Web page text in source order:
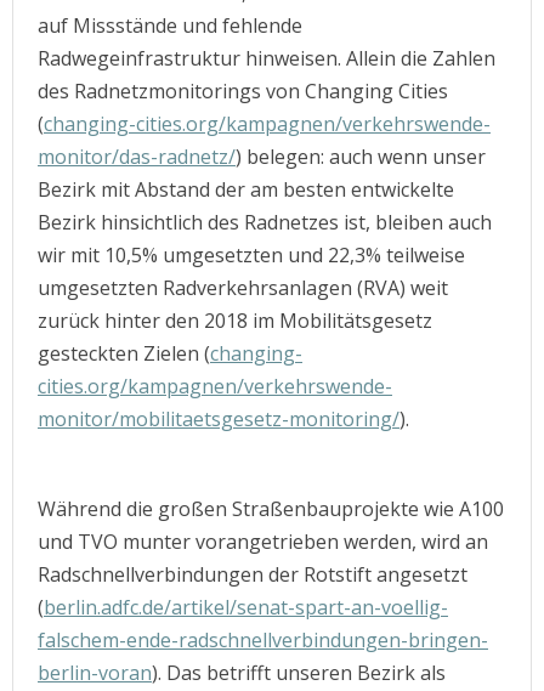
auf Missstände und fehlende
Radwegeinfrastruktur hinweisen. Allein die Zahlen
des Radnetzmonitorings von Changing Cities
(changing-cities.org/kampagnen/verkehrswende-
monitor/das-radnetz/) belegen: auch wenn unser
Bezirk mit Abstand der am besten entwickelte
Bezirk hinsichtlich des Radnetzes ist, bleiben auch
wir mit 10,5% umgesetzten und 22,3% teilweise
umgesetzten Radverkehrsanlagen (RVA) weit
zurück hinter den 2018 im Mobilitätsgesetz
gesteckten Zielen (changing-
cities.org/kampagnen/verkehrswende-
monitor/mobilitaetsgesetz-monitoring/).
Während die großen Straßenbauprojekte wie A100
und TVO munter vorangetrieben werden, wird an
Radschnellverbindungen der Rotstift angesetzt
(berlin.adfc.de/artikel/senat-spart-an-voellig-
falschem-ende-radschnellverbindungen-bringen-
berlin-voran). Das betrifft unseren Bezirk als